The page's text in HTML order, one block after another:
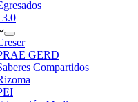
GERD
Compartidos